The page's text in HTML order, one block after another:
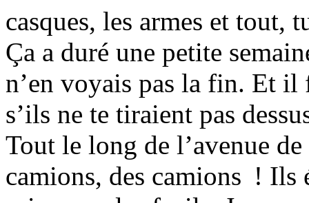
casques, les armes et
Ça a duré une petite
n’en voyais pas la fin. Et il
s’ils ne te tiraient pas
Tout le long de l’avenue
camions, des camions ! Ils